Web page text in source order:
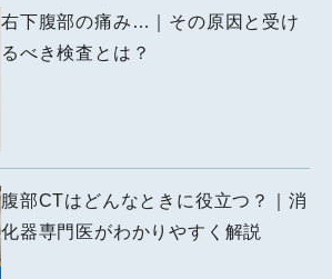
右下腹部の痛み…｜その原因と受け
るべき検査とは？
腹部CTはどんなときに役立つ？｜消
化器専門医がわかりやすく解説